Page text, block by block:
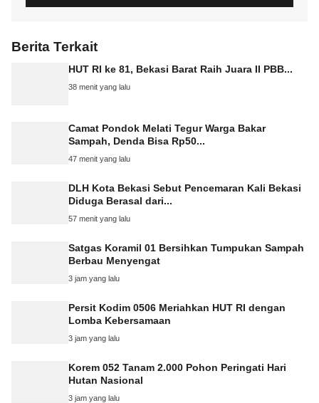
Berita Terkait
HUT RI ke 81, Bekasi Barat Raih Juara II PBB...
38 menit yang lalu
Camat Pondok Melati Tegur Warga Bakar
Sampah, Denda Bisa Rp50...
47 menit yang lalu
DLH Kota Bekasi Sebut Pencemaran Kali Bekasi
Diduga Berasal dari...
57 menit yang lalu
Satgas Koramil 01 Bersihkan Tumpukan Sampah
Berbau Menyengat
3 jam yang lalu
Persit Kodim 0506 Meriahkan HUT RI dengan
Lomba Kebersamaan
3 jam yang lalu
Korem 052 Tanam 2.000 Pohon Peringati Hari
Hutan Nasional
3 jam yang lalu